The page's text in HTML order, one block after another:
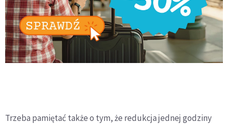
Trzeba pamiętać także o tym, że redukcja jednej godziny